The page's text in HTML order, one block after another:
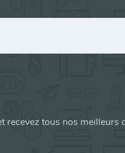
recevez tous nos meilleurs